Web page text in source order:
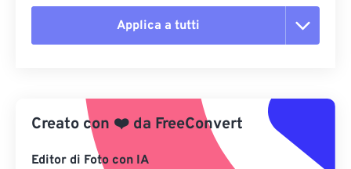
Applica a tutti
Applica da preimpostazione
Salva come predefinito
Creato con ❤️ da FreeConvert
Editor di Foto con IA